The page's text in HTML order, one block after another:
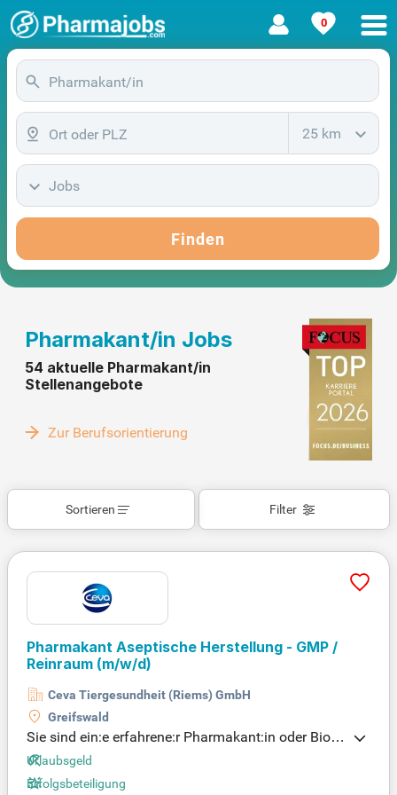
0
25 km
Jobs
Finden
Pharmakant/in Jobs
54 aktuelle Pharmakant/in
Stellenangebote
Zur Berufsorientierung
Filter
Sortieren
Pharmakant Aseptische Herstellung - GMP /
Reinraum (m/w/d)
Ceva Tiergesundheit (Riems) GmbH
Greifswald
Sie sind ein:e erfahrene:r Pharmakant:in oder Biolo
gielaborant:in mit einer abgeschlossenen Ausbildu
ng und Berufserfahrung in der aseptischen Fertigu
Urlaubsgeld
Erfolgsbeteiligung